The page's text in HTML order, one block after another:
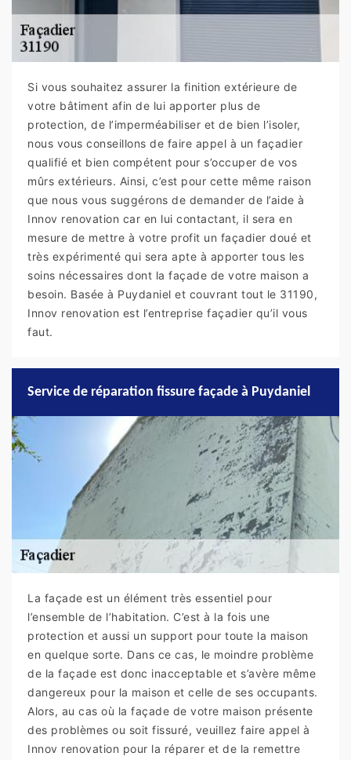
Si vous souhaitez assurer la finition extérieure de
votre bâtiment afin de lui apporter plus de
protection, de l’imperméabiliser et de bien l’isoler,
nous vous conseillons de faire appel à un façadier
qualifié et bien compétent pour s’occuper de vos
mûrs extérieurs. Ainsi, c’est pour cette même raison
que nous vous suggérons de demander de l’aide à
Innov renovation car en lui contactant, il sera en
mesure de mettre à votre profit un façadier doué et
très expérimenté qui sera apte à apporter tous les
soins nécessaires dont la façade de votre maison a
besoin. Basée à Puydaniel et couvrant tout le 31190,
Innov renovation est l’entreprise façadier qu’il vous
faut.
Service de réparation fissure façade à Puydaniel
La façade est un élément très essentiel pour
l’ensemble de l’habitation. C’est à la fois une
protection et aussi un support pour toute la maison
en quelque sorte. Dans ce cas, le moindre problème
de la façade est donc inacceptable et s’avère même
dangereux pour la maison et celle de ses occupants.
Alors, au cas où la façade de votre maison présente
des problèmes ou soit fissuré, veuillez faire appel à
Innov renovation pour la réparer et de la remettre